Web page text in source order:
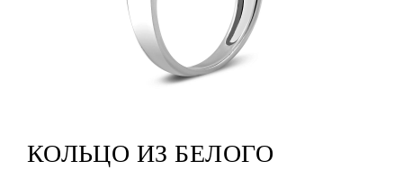
КОЛЬЦО ИЗ БЕЛОГО